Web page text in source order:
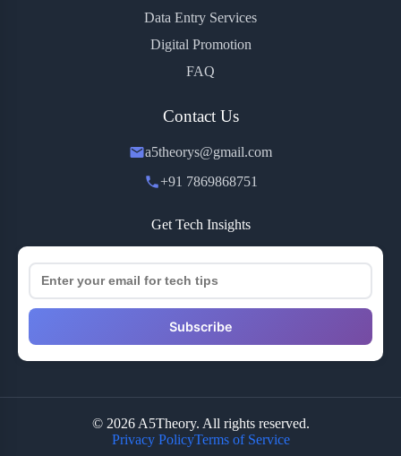
Data Entry Services
Digital Promotion
FAQ
Contact Us
a5theorys@gmail.com
+91 7869868751
Get Tech Insights
Subscribe
© 2026 A5Theory. All rights reserved.
Privacy PolicyTerms of Service